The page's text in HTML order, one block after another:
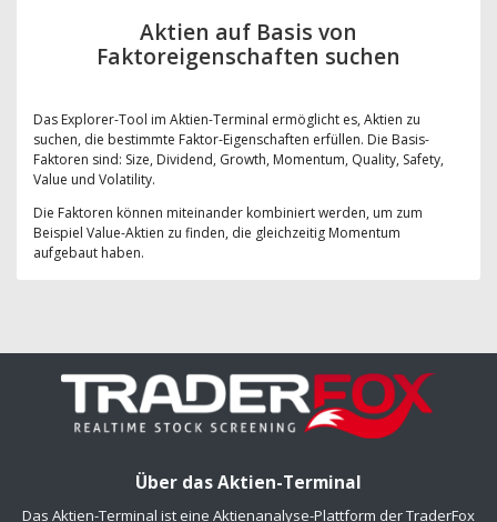
Aktien auf Basis von
Faktoreigenschaften suchen
Das Explorer-Tool im Aktien-Terminal ermöglicht es, Aktien zu
suchen, die bestimmte Faktor-Eigenschaften erfüllen. Die Basis-
Faktoren sind: Size, Dividend, Growth, Momentum, Quality, Safety,
Value und Volatility.
Die Faktoren können miteinander kombiniert werden, um zum
Beispiel Value-Aktien zu finden, die gleichzeitig Momentum
aufgebaut haben.
Über das Aktien-Terminal
Das Aktien-Terminal ist eine Aktienanalyse-Plattform der TraderFox